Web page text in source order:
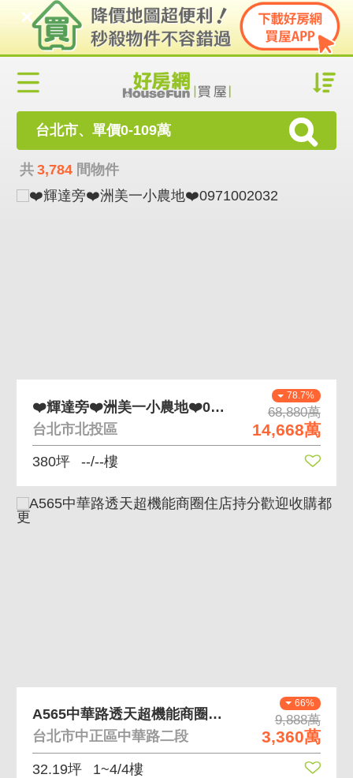
台北市、單價0-109萬
共 3,784 間物件
78.7%
68,880萬
14,668萬
❤️輝達旁❤️洲美一小農地❤️0971002032
台北市北投區
380坪 --/--樓
66%
9,888萬
3,360萬
A565中華路透天超機能商圈住店持分歡迎收購都更
台北市中正區中華路二段
32.19坪 1~4/4樓